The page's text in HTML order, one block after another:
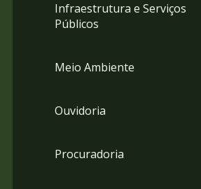
Infraestrutura e Serviços
Públicos
Meio Ambiente
Ouvidoria
Procuradoria